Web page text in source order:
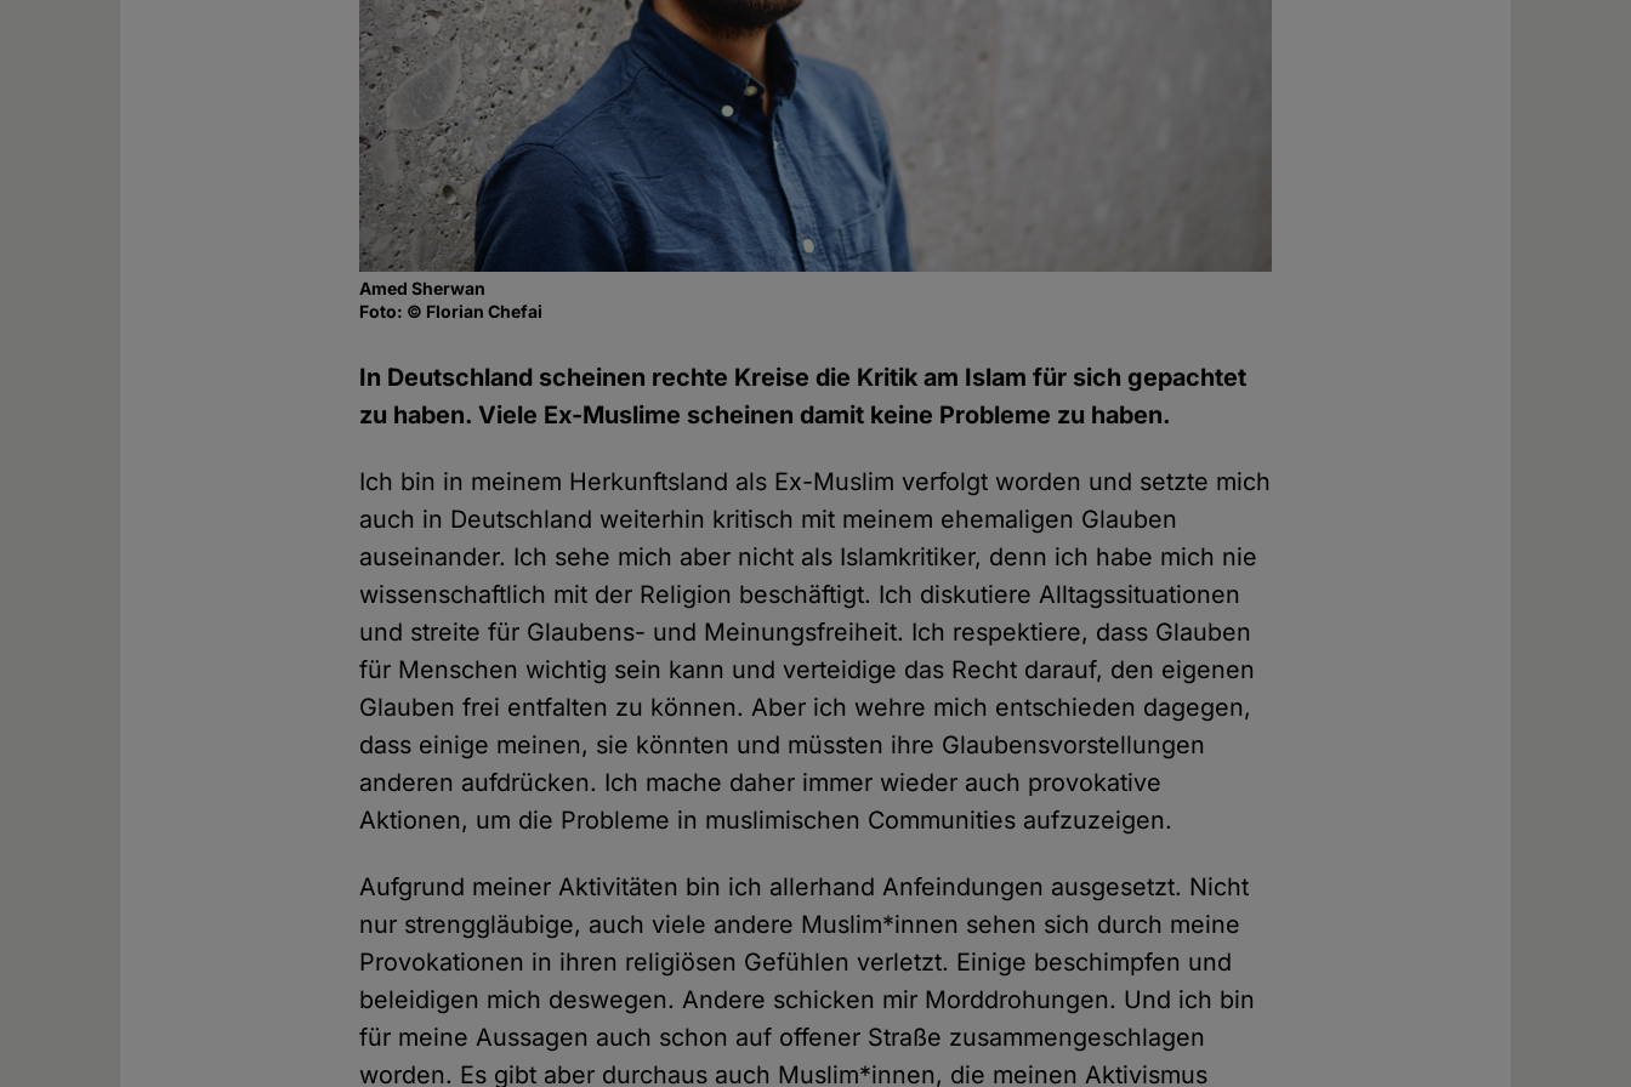
Amed Sherwan
Foto: © Florian Chefai
In Deutschland scheinen rechte Kreise die Kritik am Islam für sich gepachtet
zu haben. Viele Ex-Muslime scheinen damit keine Probleme zu haben.
Ich bin in meinem Herkunftsland als Ex-Muslim verfolgt worden und setzte mich
auch in Deutschland weiterhin kritisch mit meinem ehemaligen Glauben
auseinander. Ich sehe mich aber nicht als Islamkritiker, denn ich habe mich nie
wissenschaftlich mit der Religion beschäftigt. Ich diskutiere Alltagssituationen
und streite für Glaubens- und Meinungsfreiheit. Ich respektiere, dass Glauben
für Menschen wichtig sein kann und verteidige das Recht darauf, den eigenen
Glauben frei entfalten zu können. Aber ich wehre mich entschieden dagegen,
dass einige meinen, sie könnten und müssten ihre Glaubensvorstellungen
anderen aufdrücken. Ich mache daher immer wieder auch provokative
Aktionen, um die Probleme in muslimischen Communities aufzuzeigen.
Aufgrund meiner Aktivitäten bin ich allerhand Anfeindungen ausgesetzt. Nicht
nur strenggläubige, auch viele andere Muslim*innen sehen sich durch meine
Provokationen in ihren religiösen Gefühlen verletzt. Einige beschimpfen und
beleidigen mich deswegen. Andere schicken mir Morddrohungen. Und ich bin
für meine Aussagen auch schon auf offener Straße zusammengeschlagen
worden. Es gibt aber durchaus auch Muslim*innen, die meinen Aktivismus